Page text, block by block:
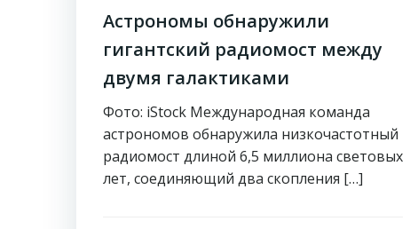
Астрономы обнаружили
гигантский радиомост между
двумя галактиками
Фото: iStock Международная команда
астрономов обнаружила низкочастотный
радиомост длиной 6,5 миллиона световых
лет, соединяющий два скопления […]